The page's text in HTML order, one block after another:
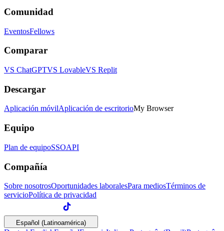
Comunidad
EventosFellows
Comparar
VS ChatGPTVS LovableVS Replit
Descargar
Aplicación móvilAplicación de escritorioMy Browser
Equipo
Plan de equipoSSOAPI
Compañía
Sobre nosotrosOportunidades laboralesPara mediosTérminos de
servicioPolítica de privacidad
Español (Latinoamérica)